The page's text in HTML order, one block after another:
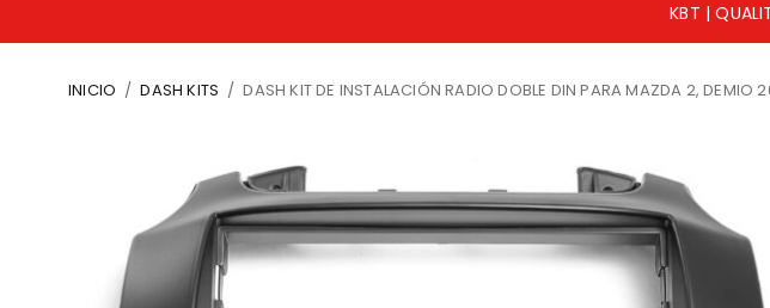
KBT |
INICIO / DASH KITS / DASH KIT DE INSTALACIÓN RADIO DOBLE DIN PARA MAZDA 2, DEMIO